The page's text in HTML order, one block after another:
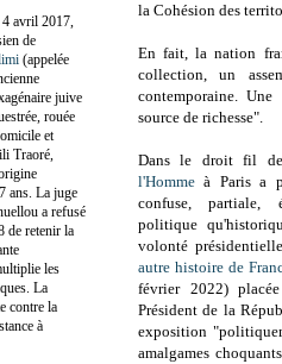
la Cohésion des
En fait, la nation
collection, un
contemporaine.
source de richesse".
Dans le droit fil
l'Homme à Paris a
confuse, partiale,
politique
volonté
autre histoire de
février 2022)
Président de la
exposition
amalgames
avril 2017,
de
(appelée
juive
rouée
et
Traoré,
ans. La juge
a refusé
de retenir la
les
La
contre la
à